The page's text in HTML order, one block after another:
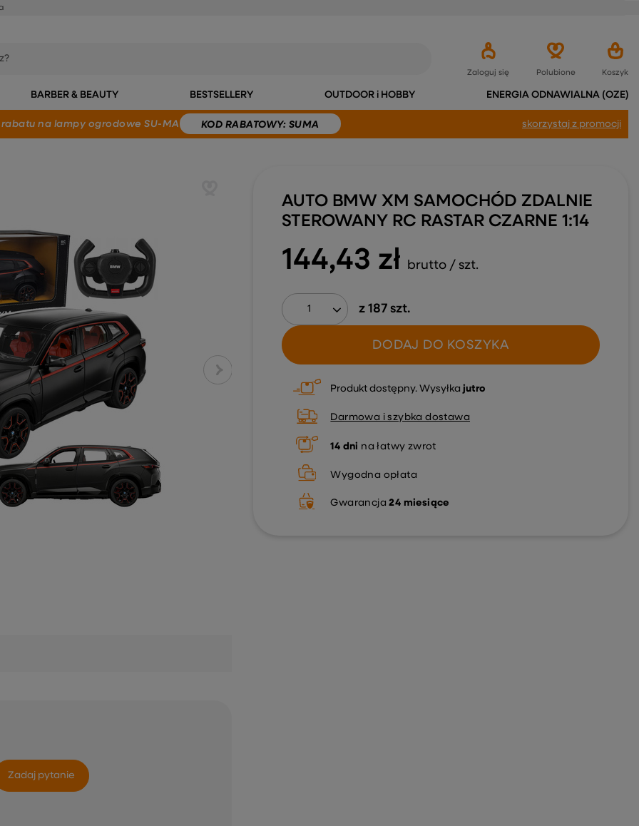
Zaloguj się Polubione Koszyk
BARBER & BEAUTY BESTSELLERY OUTDOOR i HOBBY ENERGIA ODNAWIALNA (OZE)
rabatu na lampy ogrodowe SU-MA KOD RABATOWY: SUMA skorzystaj z promocji
144,43 zł brutto / szt.
z187szt.
DODAJ DO KOSZYKA
AUTO BMW XM SAMOCHÓD ZDALNIE
STEROWANY RC RASTAR CZARNE 1:14
Produkt dostępny Wysyłka jutro
Darmowa i szybka dostawa
14 dni na łatwy zwrot
Wygodna opłata
Gwarancja 24 miesiące
Zadaj pytanie